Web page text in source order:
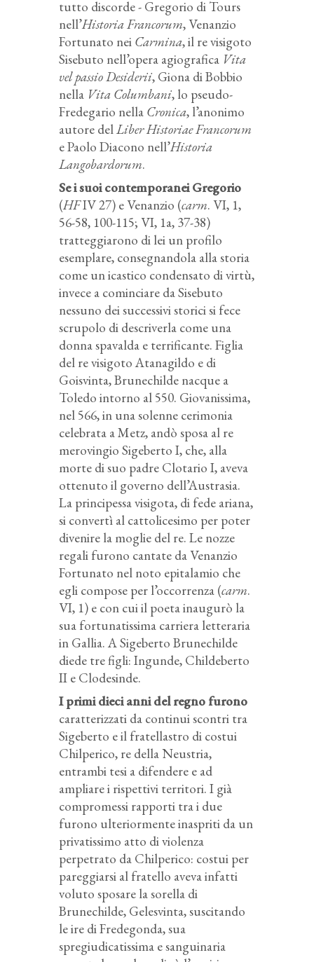
tutto discorde - Gregorio di Tours
nell’Historia Francorum, Venanzio
Fortunato nei Carmina, il re visigoto
Sisebuto nell’opera agiografica Vita
vel passio Desiderii, Giona di Bobbio
nella Vita Columbani, lo pseudo-
Fredegario nella Cronica, l’anonimo
autore delLiber Historiae Francorum
e Paolo Diacono nell’Historia
Langobardorum.
Se i suoi contemporanei Gregorio
(HFIV 27) e Venanzio (carm. VI, 1,
56-58, 100-115; VI, 1a, 37-38)
tratteggiarono di lei un profilo
esemplare, consegnandola alla storia
come un icastico condensato di virtù,
invece a cominciare da Sisebuto
nessuno dei successivi storici si fece
scrupolo di descriverla come una
donna spavalda e terrificante. Figlia
del re visigoto Atanagildo e di
Goisvinta, Brunechilde nacque a
Toledo intorno al 550. Giovanissima,
nel 566, in una solenne cerimonia
celebrata a Metz, andò sposa al re
merovingio Sigeberto I, che, alla
morte di suo padre Clotario I, aveva
ottenuto il governo dell’Austrasia.
La principessa visigota, di fede ariana,
si convertì al cattolicesimo per poter
divenire la moglie del re. Le nozze
regali furono cantate da Venanzio
Fortunato nel noto epitalamio che
egli compose per l’occorrenza (carm.
VI, 1) e con cui il poeta inaugurò la
sua fortunatissima carriera letteraria
in Gallia. A Sigeberto Brunechilde
diede tre figli: Ingunde, Childeberto
II e Clodesinde.
I primi dieci anni del regno furono
caratterizzati da continui scontri tra
Sigeberto e il fratellastro di costui
Chilperico, re della Neustria,
entrambi tesi a difendere e ad
ampliare i rispettivi territori. I già
compromessi rapporti tra i due
furono ulteriormente inaspriti da un
privatissimo atto di violenza
perpetrato da Chilperico: costui per
pareggiarsi al fratello aveva infatti
voluto sposare la sorella di
Brunechilde, Gelesvinta, suscitando
le ire di Fredegonda, sua
spregiudicatissima e sanguinaria